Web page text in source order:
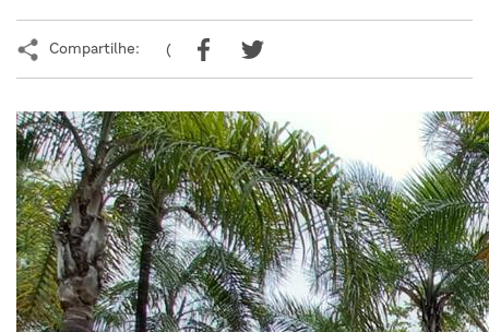
Compartilhe: (